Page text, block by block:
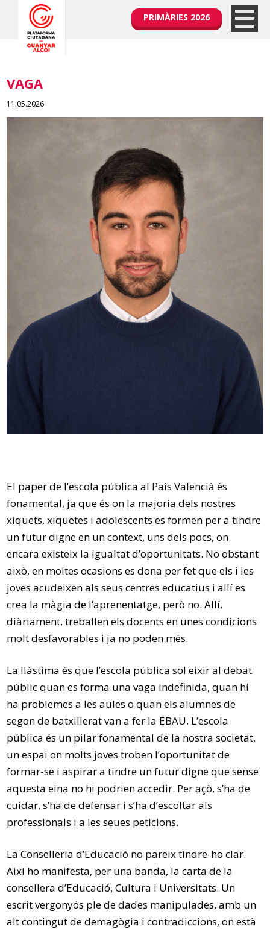
PRIMÀRIES 2026
VAGA
11.05.2026
El paper de l’escola pública al País Valencià és
fonamental, ja que és on la majoria dels nostres
xiquets, xiquetes i adolescents es formen per a tindre
un futur digne en un context, uns dels pocs, on
encara existeix la igualtat d’oportunitats. No obstant
això, en moltes ocasions es dona per fet que els i les
joves acudeixen als seus centres educatius i allí es
crea la màgia de l’aprenentatge, però no. Allí,
diàriament, treballen els docents en unes condicions
molt desfavorables i ja no poden més.
La llàstima és que l’escola pública sol eixir al debat
públic quan es forma una vaga indefinida, quan hi
ha problemes a les aules o quan els alumnes de
segon de batxillerat van a fer la EBAU. L’escola
pública és un pilar fonamental de la nostra societat,
un espai on molts joves troben l’oportunitat de
formar-se i aspirar a tindre un futur digne que sense
aquesta eina no hi podrien accedir. Per açò, s’ha de
cuidar, s’ha de defensar i s’ha d’escoltar als
professionals i a les seues peticions.
La Conselleria d’Educació no pareix tindre-ho clar.
Així ho manifesta, per una banda, la carta de la
consellera d’Educació, Cultura i Universitats. Un
escrit vergonyós ple de dades manipulades, amb un
alt contingut de demagògia i contradiccions, on està